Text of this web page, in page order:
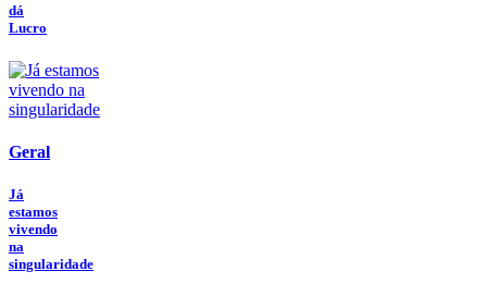
dá
Lucro
Geral
Já
estamos
vivendo
na
singularidade